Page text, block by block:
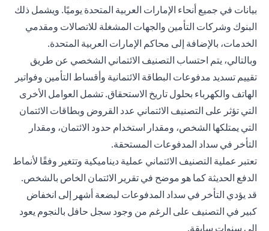
بيانات في جميع أنحاء الإمارات العربية المتحدة يوميًا. ويشمل ذلك
البنوك وشركات التأمين والجهات المشغلة للاتصالات ومقدمي
الخدمات، بالإضافة إلى محاكم الإمارات العربية المتحدة.
وبالتالي، يتم احتساب التصنيف الائتماني الشخصي عن طريق
تقييم تسديد مدفوعات البطاقة الائتمانية وأقساط التأمين وفواتير
الهاتف والكهرباء بحلول تاريخ الاستحقاق. تشمل العوامل الأخرى
التي تؤثر على التصنيف الائتماني عدد القروض وبطاقات الائتمان
التي يمتلكها الشخص، ومقدار استخدام حدود الائتمان، ومقدار
التأخر في سداد المدفوعات المستحقة.
تعتبر عملية التصنيف الائتماني عملية ديناميكية وتتغير وفقًا لأنماط
الدفع الحديثة كما هو موضح في تقرير الائتمان الخاص بالشخص.
قد يؤدي التأخر في سداد المدفوعات لبضعة أشهر إلى انخفاض
كبير في التصنيف على الرغم من وجود سجل حافل بالنجوم يعود
إلى سنوات سابقة.